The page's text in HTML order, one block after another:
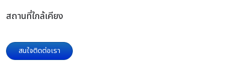
สถานที่ใกล้เคียง
สนใจติดต่อเรา